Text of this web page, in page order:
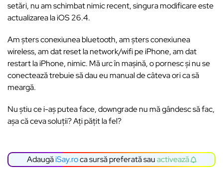
setări, nu am schimbat nimic recent, singura modificare este
actualizarea la iOS 26.4.
Am șters conexiunea bluetooth, am șters conexiunea
wireless, am dat reset la network/wifi pe iPhone, am dat
restart la iPhone, nimic. Mă urc în mașină, o pornesc și nu se
conectează trebuie să dau eu manual de câteva ori ca să
meargă.
Nu știu ce i-aș putea face, downgrade nu mă gândesc să fac,
așa că ceva soluții? Ați pățit la fel?
AdaugăiSay.roca sursă preferată sauactivează